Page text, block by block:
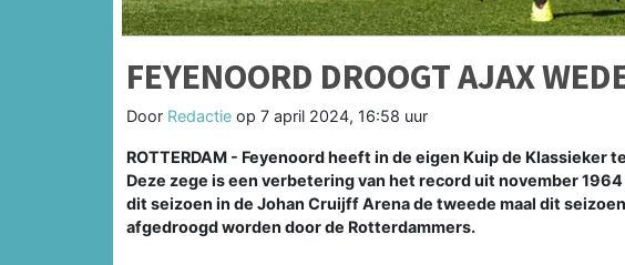
FEYENOORD DROOGT AJAX
Door Redactie op 7 april 2024, 16:58 uur
ROTTERDAM - Feyenoord heeft in de eigen Kuip de
Deze zege is een verbetering van het record uit november
dit seizoen in de Johan Cruijff Arena de tweede maal dit
afgedroogd worden door de Rotterdammers.